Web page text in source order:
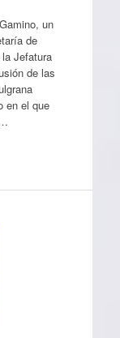
un
de
Jefatura
de las
en el que